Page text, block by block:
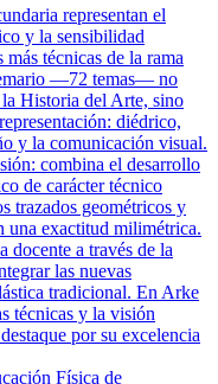
representan el
y la sensibilidad
técnicas de la rama
—72 temas— no
Historia del Arte, sino
diédrico,
y la comunicación visual.
combina el desarrollo
de carácter técnico
trazados geométricos y
una exactitud milimétrica.
docente a través de la
las nuevas
tradicional. En Arke
técnicas y la visión
por su excelencia
Física de